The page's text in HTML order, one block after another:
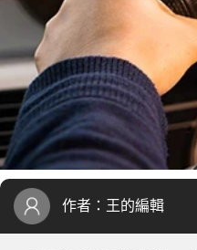
作者： 王的編輯